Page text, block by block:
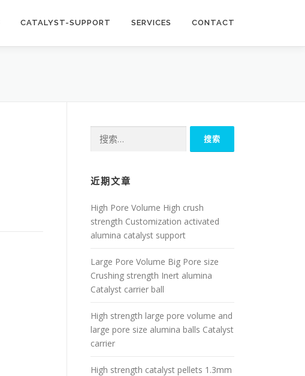
CATALYST-SUPPORT SERVICES CONTACT
索：
近期文章
High Pore Volume High crush
strength Customization activated
alumina catalyst support
Large Pore Volume Big Pore size
Crushing strength Inert alumina
Catalyst carrier ball
High strength large pore volume and
large pore size alumina balls Catalyst
carrier
High strength catalyst pellets 1.3mm